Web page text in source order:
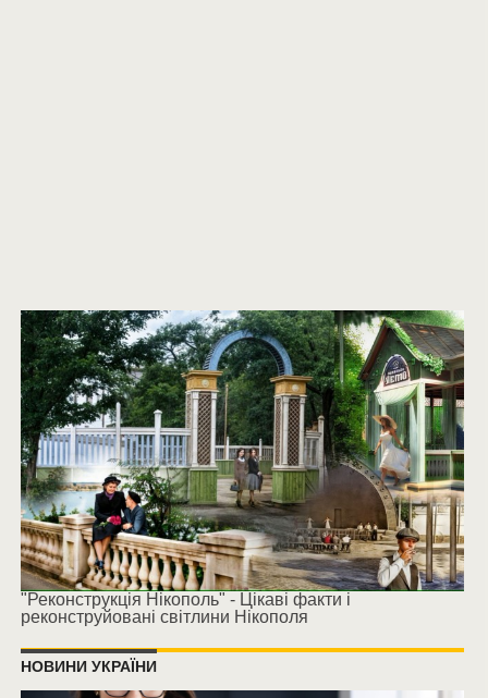
"Реконструкція Нікополь" - Цікаві факти і
реконструйовані світлини Нікополя
НОВИНИ УКРАЇНИ